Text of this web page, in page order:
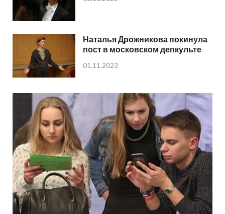
Наталья Дрожникова покинула
пост в московском депкульте
01.11.2023